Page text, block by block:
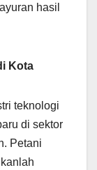
hasil
Kota
teknologi
di sektor
Petani